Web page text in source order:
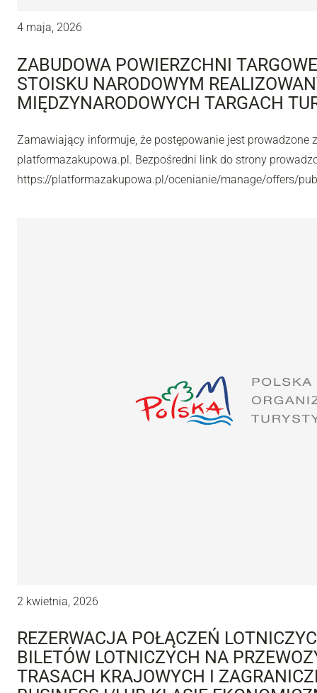
4 maja, 2026
ZABUDOWA POWIERZCHNI
STOISKU NARODOWYM
MIĘDZYNARODOWYCH TARGACH
Zamawiający informuje, że postępowanie jest prowadzone
platformazakupowa.pl. Bezpośredni link do strony
https://platformazakupowa.pl/ocenianie/manage/offers/
2 kwietnia, 2026
REZERWACJA POŁĄCZEŃ
BILETÓW LOTNICZYCH NA
TRASACH KRAJOWYCH I